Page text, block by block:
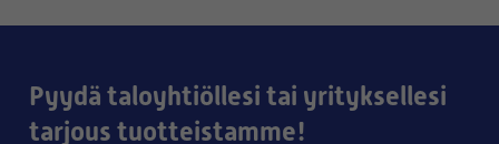
Pyydä taloyhtiöllesi tai yrityksellesi
tarjous tuotteistamme!